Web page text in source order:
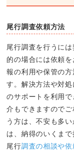
尾行調査依頼方法
尾行調査を行うに
的の場合には依頼
報の利用や保管の
す。解決方法や対
のサポートを利用
介もできますので
う方は、不安も多
は、納得のいくまで
尾行調査の相談や